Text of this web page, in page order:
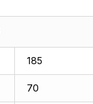
185
70